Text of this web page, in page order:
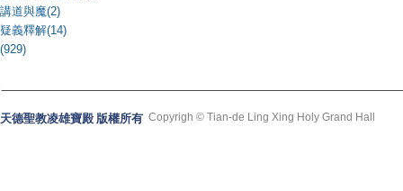
講道與魔(2)
疑義釋解(14)
(929)
天德聖教凌雄寶殿 版權所有 Copyrigh © Tian-de Ling Xing Holy Grand Hall